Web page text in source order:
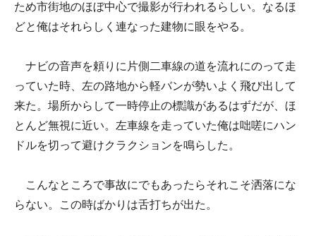
ため市街地のほぼ中心で撮影が行われるらしい。なるほ
どと俺はそれらしく連なった建物に眼をやる。
ナビの音声を頼りに片側二車線の道を流れにのって走
っていた時、左の路地から軽バンが勢いよく飛び出して
来た。場所からして一時停止の標識があるはずだが、ほ
とんど無視に近い。左車線を走っていた俺は咄嗟にハン
ドルを切って避けクラクションを鳴らした。
こんなところで事故にでもあったらそれこそ洒落にな
らない。この時ばかりは舌打ちが出た。